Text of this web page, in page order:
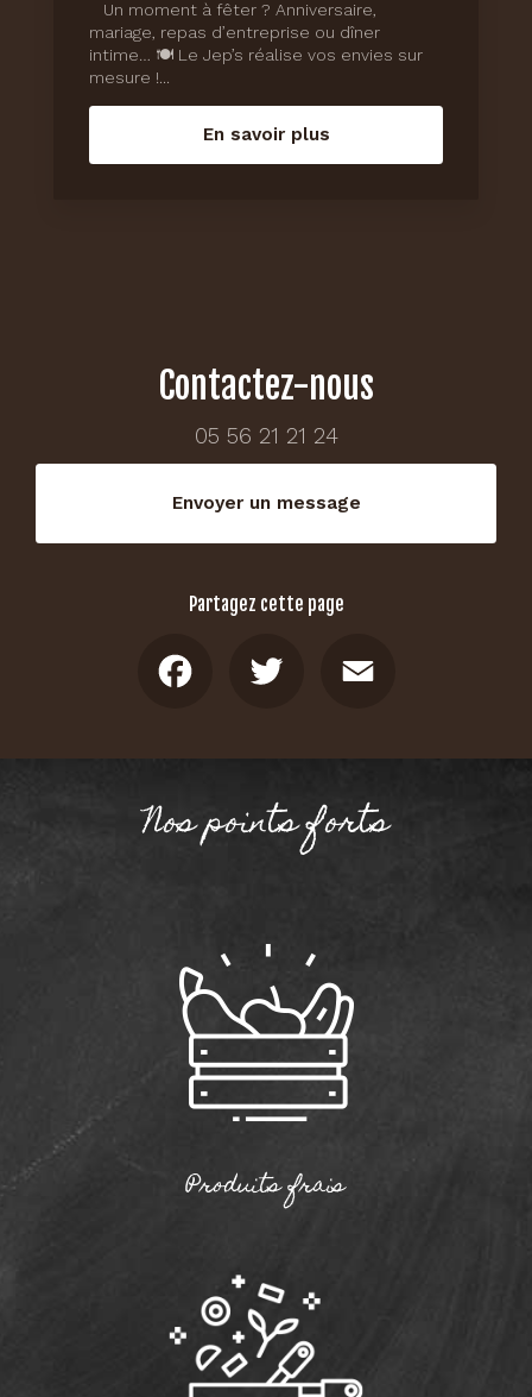
Un moment à fêter ? Anniversaire,
mariage, repas d’entreprise ou dîner
intime… 🍽️ Le Jep’s réalise vos envies sur
mesure !...
En savoir plus
Contactez-nous
05 56 21 21 24
Envoyer un message
Partagez cette page
Nos points forts
Produits frais